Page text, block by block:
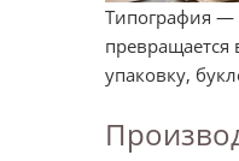
Типография —
превращается
упаковку,